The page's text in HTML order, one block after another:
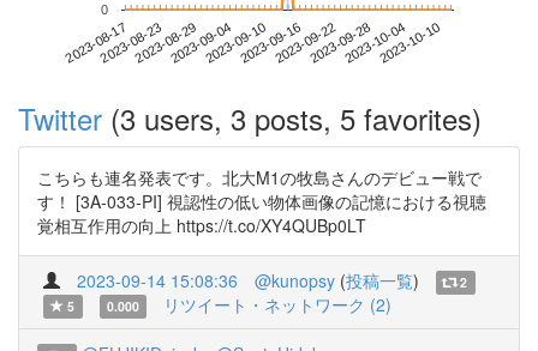
2023-08-172023-08-232023-08-292023-09-042023-09-102023-09-162023-09-222023-09-282023-10-042023-10-10
0
Twitter (3 users, 3 posts, 5 favorites)
こちらも連名発表です。北大M1の牧島さんのデビュー戦で
す！ [3A-033-PI] 視認性の低い物体画像の記憶における視聴
覚相互作用の向上 https://t.co/XY4QUBp0LT
2023-09-14 15:08:36 @kunopsy (投稿一覧)
2
5
0.000 リツイート・ネットワーク (2)